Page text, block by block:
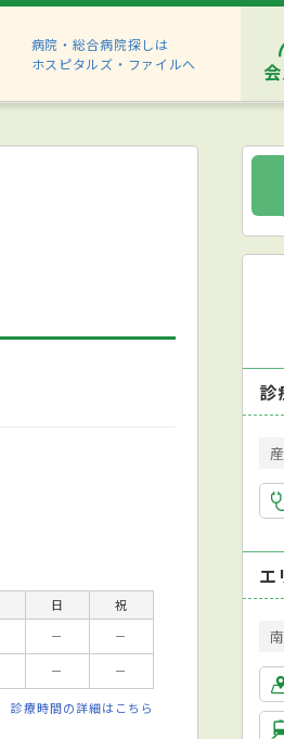
病院・総合病院探しは
ホスピタルズ・ファイルへ
日
祝
－
－
－ －
診療時間の詳細はこちら
診
エ